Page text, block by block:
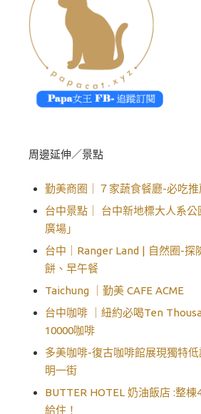
周邊延伸／景點
勤美商圈｜７家蔬食餐廳-必吃
台中景點｜ 台中新地標大人系公
廣場」
台中｜Ranger Land | 自然圈-探
餅、早午餐
Taichung ｜勤美 CAFE ACME
台中咖啡 ｜紐約必喝Ten
10000咖啡
多美咖啡-復古咖啡館展現獨特
明一街
BUTTER HOTEL 奶油飯店 :整棟
給住！